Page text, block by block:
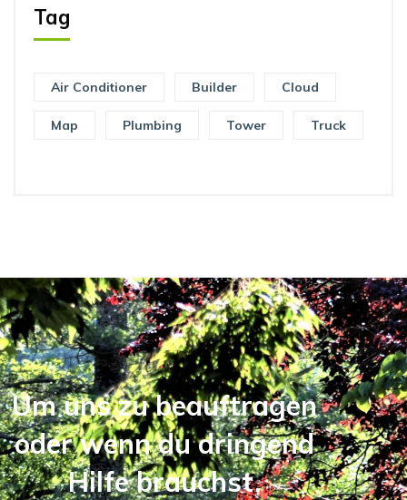
Tag
Air Conditioner Builder Cloud
Map Plumbing Tower Truck
Um uns zu beauftragen
oder wenn du dringend
Hilfe brauchst,